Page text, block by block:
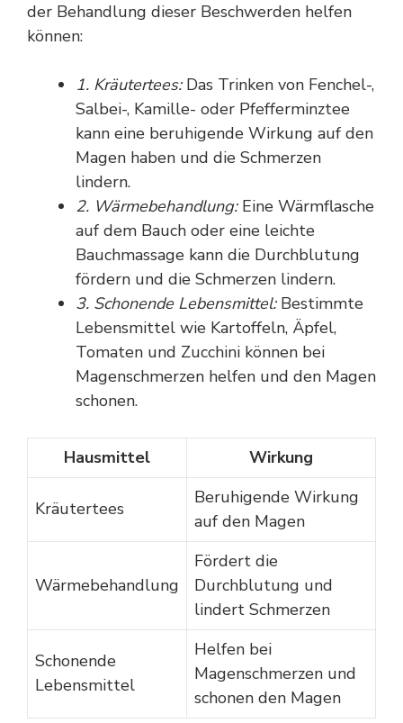
der Behandlung dieser Beschwerden helfen
können:
1. Kräutertees:Das Trinken von Fenchel-,
Salbei-, Kamille- oder Pfefferminztee
kann eine beruhigende Wirkung auf den
Magen haben und die Schmerzen
lindern.
2. Wärmebehandlung:Eine Wärmflasche
auf dem Bauch oder eine leichte
Bauchmassage kann die Durchblutung
fördern und die Schmerzen lindern.
3. Schonende Lebensmittel:Bestimmte
Lebensmittel wie Kartoffeln, Äpfel,
Tomaten und Zucchini können bei
Magenschmerzen helfen und den Magen
schonen.
Hausmittel Wirkung
Kräutertees
Beruhigende Wirkung
auf den Magen
Wärmebehandlung
Fördert die
Durchblutung und
lindert Schmerzen
Schonende
Lebensmittel
Helfen bei
Magenschmerzen und
schonen den Magen